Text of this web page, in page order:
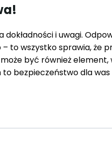
i uwagi.
to wszystko sprawia, że
być również
bezpieczeństwo dla